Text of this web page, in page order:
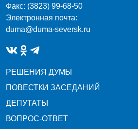
Факс: (3823) 99-68-50
Электронная почта:
duma@duma-seversk.ru
РЕШЕНИЯ ДУМЫ
ПОВЕСТКИ ЗАСЕДАНИЙ
ДЕПУТАТЫ
ВОПРОС-ОТВЕТ